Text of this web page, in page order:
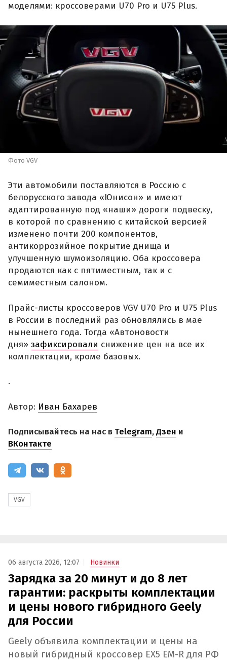
моделями: кроссоверами U70 Pro и U75 Plus.
Фото VGV
Эти автомобили поставляются в Россию с
белорусского завода «Юнисон» и имеют
адаптированную под «наши» дороги подвеску,
в которой по сравнению с китайской версией
изменено почти 200 компонентов,
антикоррозийное покрытие днища и
улучшенную шумоизоляцию. Оба кроссовера
продаются как с пятиместным, так и с
семиместным салоном.
Прайс-листы кроссоверов VGV U70 Pro и U75 Plus
в России в последний раз обновлялись в мае
нынешнего года. Тогда «Автоновости
дня» зафиксировали снижение цен на все их
комплектации, кроме базовых.
.
Автор: Иван Бахарев
Подписывайтесь на нас в Telegram,Дзен и
ВКонтакте
VGV
06 августа 2026, 12:07 Новинки
Зарядка за 20 минут и до 8 лет
гарантии: раскрыты комплектации
и цены нового гибридного Geely
для России
Geely объявила комплектации и цены на
новый гибридный кроссовер EX5 EM-R для РФ